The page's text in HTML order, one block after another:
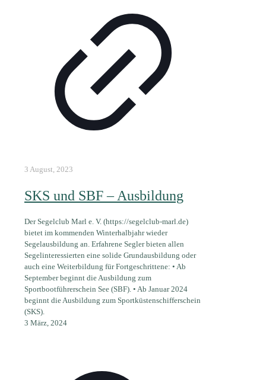
3 August, 2023
SKS und SBF – Ausbildung
Der Segelclub Marl e. V. (https://segelclub-marl.de)
bietet im kommenden Winterhalbjahr wieder
Segelausbildung an. Erfahrene Segler bieten allen
Segelinteressierten eine solide Grundausbildung oder
auch eine Weiterbildung für Fortgeschrittene: • Ab
September beginnt die Ausbildung zum
Sportbootführerschein See (SBF). • Ab Januar 2024
beginnt die Ausbildung zum Sportküstenschifferschein
(SKS).
3 März, 2024